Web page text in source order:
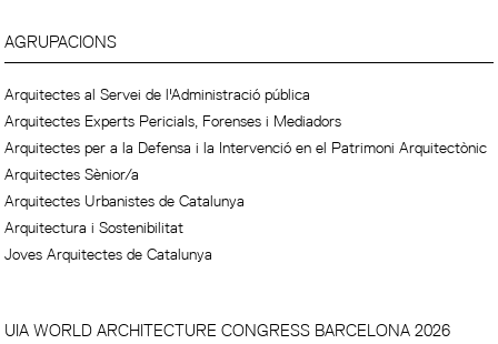
AGRUPACIONS
Arquitectes al Servei de l'Administració pública
Arquitectes Experts Pericials, Forenses i Mediadors
Arquitectes per a la Defensa i la Intervenció en el Patrimoni Arquitectònic
Arquitectes Sènior/a
Arquitectes Urbanistes de Catalunya
Arquitectura i Sostenibilitat
Joves Arquitectes de Catalunya
UIA WORLD ARCHITECTURE CONGRESS BARCELONA 2026